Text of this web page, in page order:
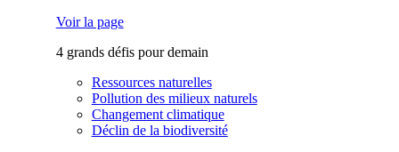
Voir la page
4 grands défis pour demain
Ressources naturelles
Pollution des milieux naturels
Changement climatique
Déclin de la biodiversité